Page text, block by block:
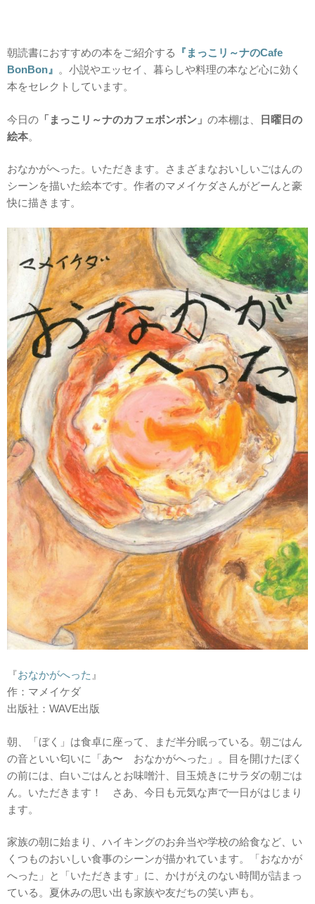
朝読書におすすめの本をご紹介する
『まっこリ～ナのCafe
BonBon』 。小説やエッセイ、暮らしや料理の本など心に効く
本をセレクトしています。
今日の 「まっこリ～ナのカフェボンボン」 の本棚は、
日曜日の
絵本。
おなかがへった。いただきます。さまざまなおいしいごはんの
シーンを描いた絵本です。作者のマメイケダさんがどーんと豪
快に描きます。
『おなかがへった 』
作：マメイケダ
出版社：WAVE出版
朝、「ぼく」は食卓に座って、まだ半分眠っている。朝ごはん
の音といい匂いに「あ〜 おなかがへった」。目を開けたぼく
の前には、白いごはんとお味噌汁、目玉焼きにサラダの朝ごは
ん。いただきます！ さあ、今日も元気な声で一日がはじまり
ます。
家族の朝に始まり、ハイキングのお弁当や学校の給食など、い
くつものおいしい食事のシーンが描かれています。「おなかが
へった」と「いただきます」に、かけがえのない時間が詰まっ
ている。夏休みの思い出も家族や友だちの笑い声も。